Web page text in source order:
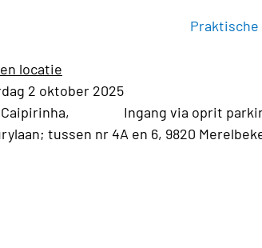
locatie
2 oktober 2025
Caipirinha, Ingang via oprit
tussen nr 4A en 6, 9820